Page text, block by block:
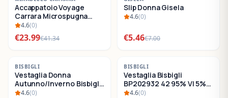
SALDI
Accappatoio Voyage
Carrara Microspugna
Cotone
4.6(0)
€23.99€41.34
SALDI
Slip Donna Gisela
4.6(0)
€5.46€7.00
-30 %
SALDI
BISBIGLI
Vestaglia Donna
Autunno/Inverno Bisbigli
BO288632
4.6(0)
-75 %
SALDI
BISBIGLI
Vestaglia Bisbigli
BP202932 42 95% VI 5%
EA4.6(0)